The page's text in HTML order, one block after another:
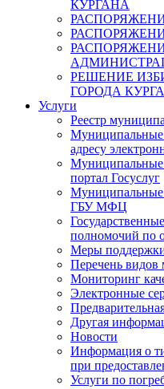
КУРГАНА
РЕШЕНИЕ
ГОРОДА
Услуги
Реестр
Муниципальные
адресу
Муниципальные
портал Госуслуг
Муниципальные
ГБУ МФЦ
полномочий по
Меры
Перечень видов
Мониторинг
Электронные
Другая
Новости
Информация о
при
Услуги по